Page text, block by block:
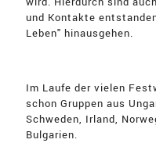
und Kontakte
Leben" hinausgehen.
Im Laufe der vielen
schon Gruppen aus
Schweden, Irland,
Bulgarien.